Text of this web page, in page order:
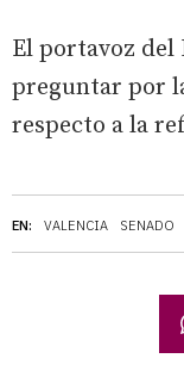
EN: VALENCIA SENADO
El portavoz del
preguntar por
respecto a la